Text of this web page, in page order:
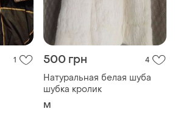
1 500 грн 4
Натуральная белая шуба
шубка кролик
M